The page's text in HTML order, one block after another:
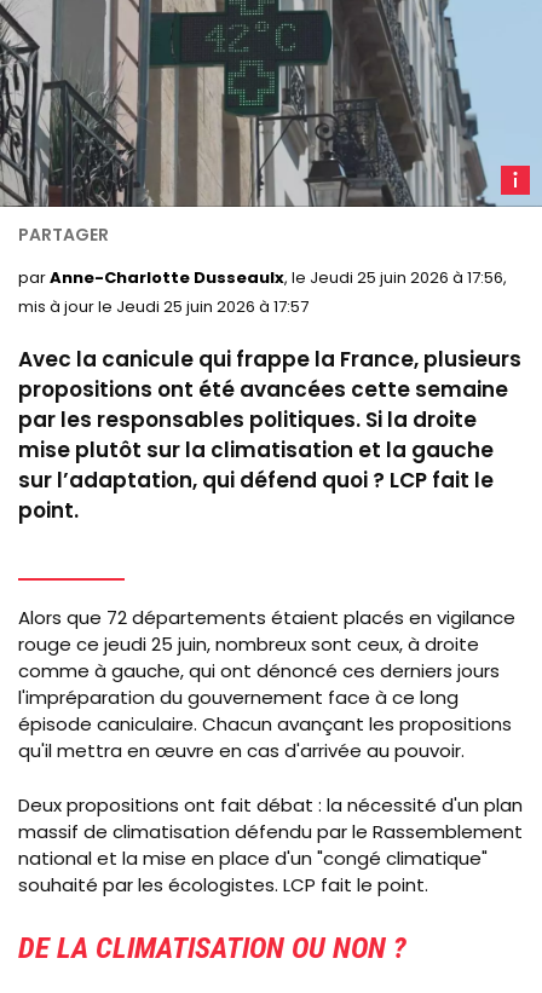
parAnne-Charlotte Dusseaulx, le Jeudi 25 juin 2026 à 17:56,
mis à jour le Jeudi 25 juin 2026 à 17:57
Avec la canicule qui frappe la France, plusieurs
propositions ont été avancées cette semaine
par les responsables politiques. Si la droite
mise plutôt sur la climatisation et la gauche
sur l’adaptation, qui défend quoi ? LCP fait le
point.
Alors que 72 départements étaient placés en vigilance
rouge ce jeudi 25 juin, nombreux sont ceux, à droite
comme à gauche, qui ont dénoncé ces derniers jours
l'impréparation du gouvernement face à ce long
épisode caniculaire. Chacun avançant les propositions
qu'il mettra en œuvre en cas d'arrivée au pouvoir.
Deux propositions ont fait débat : la nécessité d'un plan
massif de climatisation défendu par le Rassemblement
national et la mise en place d'un "congé climatique"
souhaité par les écologistes. LCP fait le point.
DE LA CLIMATISATION OU NON ?